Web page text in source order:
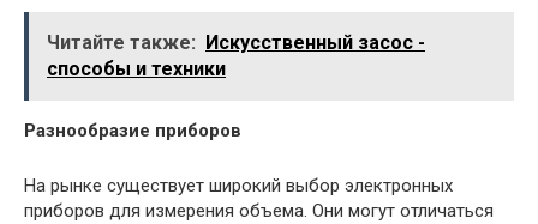
Читайте также: Искусственный засос -
способы и техники
Разнообразие приборов
На рынке существует широкий выбор электронных
приборов для измерения объема. Они могут отличаться